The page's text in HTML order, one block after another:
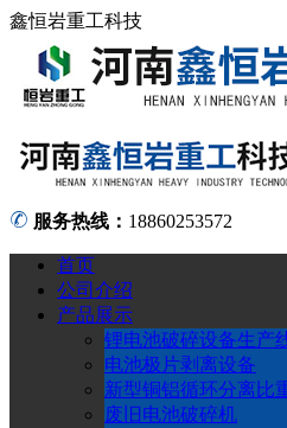
鑫恒岩重工科技
服务热线： 18860253572
首页
公司介绍
产品展示
锂电池破碎设备生产
电池极片剥离设备
新型铜铝循环分离比
废旧电池破碎机